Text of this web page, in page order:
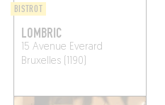
BISTROT
LOMBRIC
15 Avenue Everard
Bruxelles (1190)